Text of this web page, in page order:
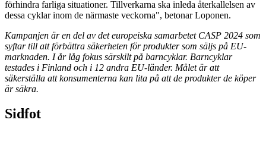
förhindra farliga situationer. Tillverkarna ska inleda återkallelsen av
dessa cyklar inom de närmaste veckorna", betonar Loponen.
Kampanjen är en del av det europeiska samarbetet CASP 2024 som
syftar till att förbättra säkerheten för produkter som säljs på EU-
marknaden. I år låg fokus särskilt på barncyklar. Barncyklar
testades i Finland och i 12 andra EU-länder. Målet är att
säkerställa att konsumenterna kan lita på att de produkter de köper
är säkra.
Sidfot